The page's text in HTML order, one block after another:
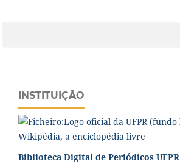
INSTITUIÇÃO
Biblioteca Digital de Periódicos UFPR